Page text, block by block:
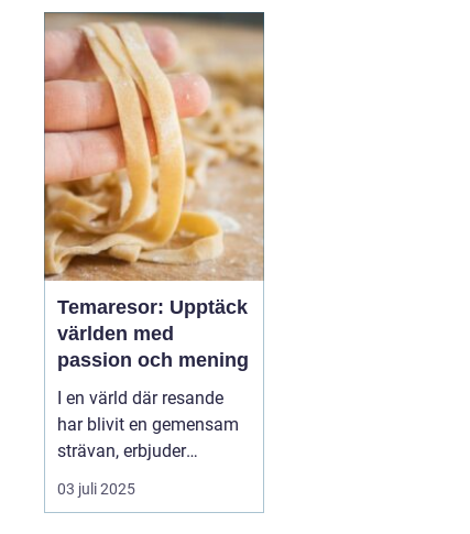
modern teknik o...
Temaresor: Upptäck
världen med
passion och mening
I en värld där resande
har blivit en gemensam
strävan, erbjuder
temaresor en unik
möjlighet att fördjupa
03 juli 2025